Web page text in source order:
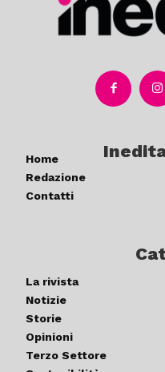
Home
Redazione
Contatti
La rivista
Notizie
Storie
Opinioni
Terzo Settore